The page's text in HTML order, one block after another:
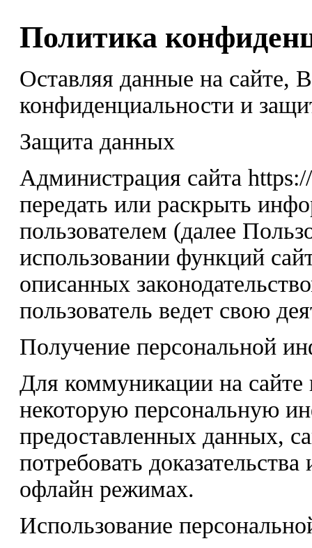
Политика
Оставляя данные на сайте,
конфиденциальности и
Защита данных
Администрация сайта
передать или раскрыть
пользователем (далее
использовании функций
описанных
пользователь ведет свою
Получение персональной
Для коммуникации на сайте
некоторую персональную
предоставленных данных,
потребовать
офлайн режимах.
Использование